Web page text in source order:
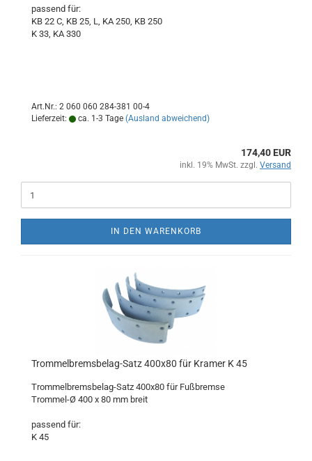
passend für:
KB 22 C, KB 25, L, KA 250, KB 250
K 33, KA 330
Art.Nr.: 2 060 060 284-381 00-4
Lieferzeit:
ca. 1-3 Tage (Ausland abweichend)
174,40 EUR
inkl. 19% MwSt. zzgl. Versand
IN DEN WARENKORB
Trommelbremsbelag-Satz 400x80 für Kramer K 45
Trommelbremsbelag-Satz 400x80 für Fußbremse
Trommel-Ø 400 x 80 mm breit
passend für:
K 45